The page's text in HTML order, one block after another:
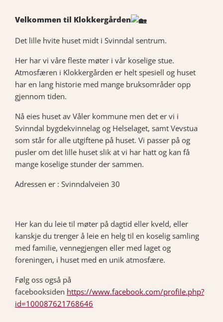
Velkommen til Klokkergården
Det lille hvite huset midt i Svinndal sentrum.
Her har vi våre fleste møter i vår koselige stue.
Atmosfæren i Klokkergården er helt spesiell og huset
har en lang historie med mange bruksområder opp
gjennom tiden.
Nå eies huset av Våler kommune men det er vi i
Svinndal bygdekvinnelag og Helselaget, samt Vevstua
som står for alle utgiftene på huset. Vi passer på og
pusler om det lille huset slik at vi har hatt og kan få
mange koselige stunder der sammen.
Adressen er : Svinndalveien 30
Her kan du leie til møter på dagtid eller kveld, eller
kanskje du trenger å leie en helg til en koselig samling
med familie, vennegjengen eller med laget og
foreningen, i huset med en unik atmosfære.
Følg oss også på
facebooksiden https://www.facebook.com/profile.php?
id=100087621768646